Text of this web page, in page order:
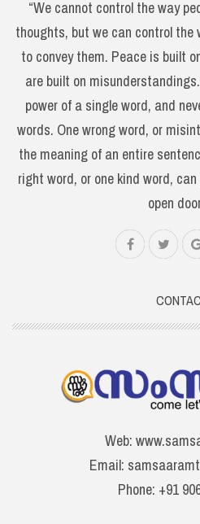
“We cannot control the way
thoughts, but we can control the
to convey them. Peace is built
are built on
power of a single word, and
words. One wrong word, or
the meaning of an entire
right word, or one kind word,
open
Web:
Email:
Phone: +91